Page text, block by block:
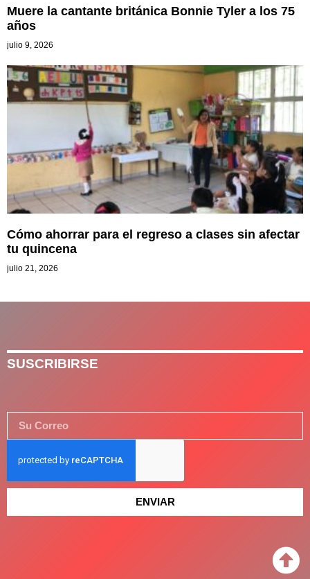
Muere la cantante británica Bonnie Tyler a los 75
años
julio 9, 2026
Cómo ahorrar para el regreso a clases sin afectar
tu quincena
julio 21, 2026
SUSCRIBIRSE
ENVIAR